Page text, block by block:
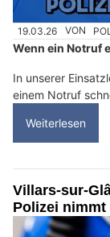
19.03.26 VON
Wenn ein Notruf
In unserer
einem Notruf
Weiterlesen
Villars-sur-
Polizei